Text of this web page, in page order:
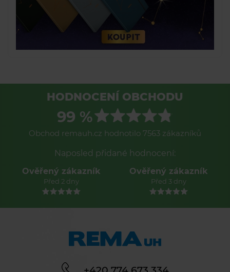
HODNOCENÍ OBCHODU
99 %
Obchod remauh.cz hodnotilo 7563 zákazníků
Naposled přidané hodnocení:
Ověřený zákazník
Před 2 dny
Ověřený zákazník
Před 3 dny